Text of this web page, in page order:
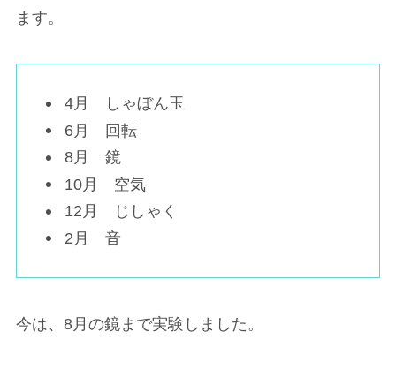
ます。
4月 しゃぼん玉
6月 回転
8月 鏡
10月 空気
12月 じしゃく
2月 音
今は、8月の鏡まで実験しました。